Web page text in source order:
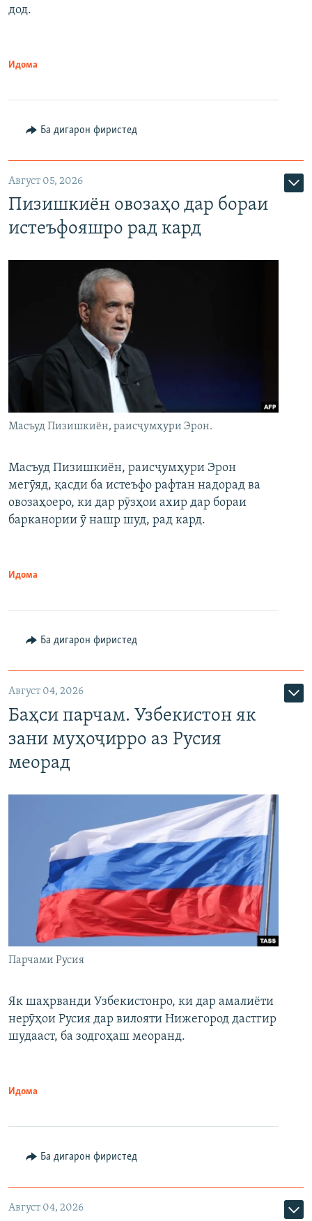
дод.
Идома
Ба дигарон фиристед
Август 05, 2026
Пизишкиён овозаҳо дар бораи
истеъфояшро рад кард
Масъуд Пизишкиён, раисҷумҳури Эрон.
Масъуд Пизишкиён, раисҷумҳури Эрон
мегӯяд, қасди ба истеъфо рафтан надорад ва
овозаҳоеро, ки дар рӯзҳои ахир дар бораи
барканории ӯ нашр шуд, рад кард.
Идома
Ба дигарон фиристед
Август 04, 2026
Баҳси парчам. Узбекистон як
зани муҳоҷирро аз Русия
меорад
Парчами Русия
Як шаҳрванди Узбекистонро, ки дар амалиёти
нерӯҳои Русия дар вилояти Нижегород дастгир
шудааст, ба зодгоҳаш меоранд.
Идома
Ба дигарон фиристед
Август 04, 2026